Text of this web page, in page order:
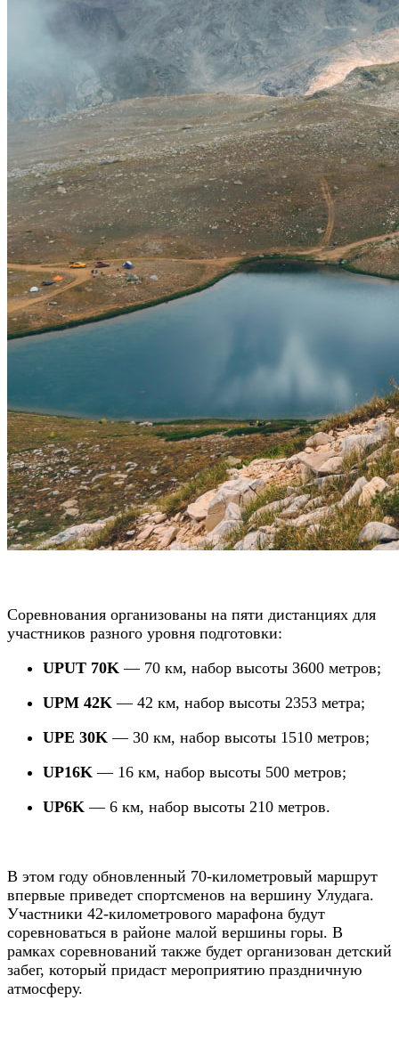
Соревнования организованы на пяти дистанциях для
участников разного уровня подготовки:
UPUT 70K — 70 км, набор высоты 3600 метров;
UPM 42K — 42 км, набор высоты 2353 метра;
UPE 30K — 30 км, набор высоты 1510 метров;
UP16K — 16 км, набор высоты 500 метров;
UP6K — 6 км, набор высоты 210 метров.
В этом году обновленный 70-километровый маршрут
впервые приведет спортсменов на вершину Улудага.
Участники 42-километрового марафона будут
соревноваться в районе малой вершины горы. В
рамках соревнований также будет организован детский
забег, который придаст мероприятию праздничную
атмосферу.